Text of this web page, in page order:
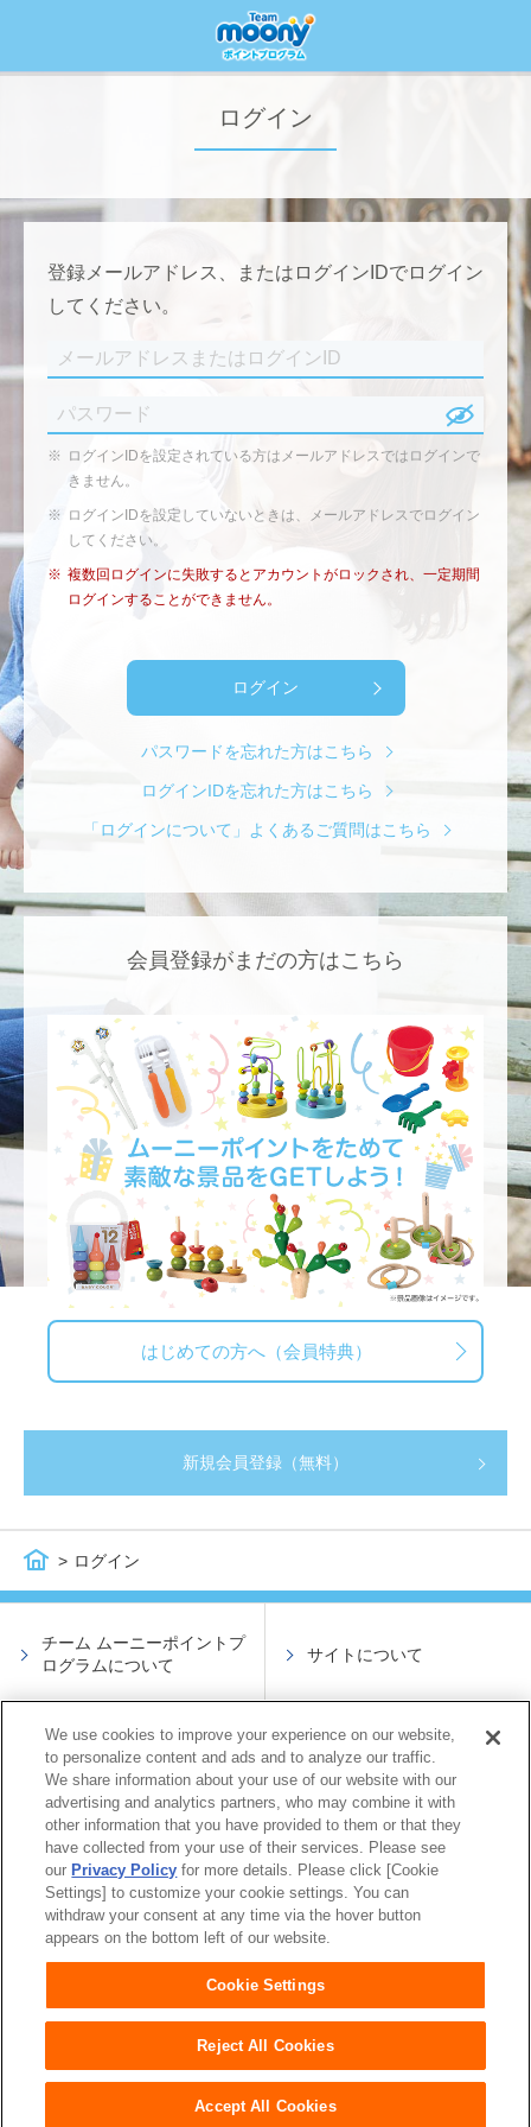
ログイン
ログイン
登録メールアドレス、またはログインIDでログイン
してください。
※
ログインIDを設定されている方はメールアドレスではログインで
きません。
※
ログインIDを設定していないときは、メールアドレスでログイン
してください。
※ 複数回ログインに失敗するとアカウントがロックされ、一定期間
ログインすることができません。
ログイン
パスワードを忘れた方はこちら
ログインIDを忘れた方はこちら
「ログインについて」よくあるご質問はこちら
会員登録がまだの方はこちら
はじめての方へ（会員特典）
新規会員登録（無料）
チーム ムーニーポイントプ
ログラムについて
サイトについて
サイトのご利用について 会員規約
プライバシーポリシー よくあるご質問
お問い合わせ
Copyright © moony.com All rights reserved.
We use cookies to improve your experience on our website,
to personalize content and ads and to analyze our traffic.
We share information about your use of our website with our
advertising and analytics partners, who may combine it with
other information that you have provided to them or that they
have collected from your use of their services. Please see
our Privacy Policy for more details. Please click [Cookie
Settings] to customize your cookie settings. You can
withdraw your consent at any time via the hover button
appears on the bottom left of our website.
Cookie Settings
Reject All Cookies
Accept All Cookies